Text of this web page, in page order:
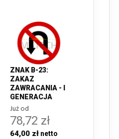
ZNAK B-23:
ZAKAZ
ZAWRACANIA - I
GENERACJA
Już od
78,72 zł
64,00 zł